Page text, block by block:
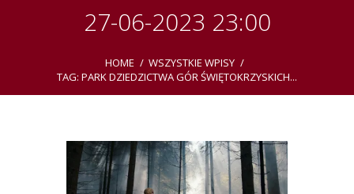
27-06-2023 23:00
HOME
WSZYSTKIE WPISY
TAG: PARK DZIEDZICTWA GÓR ŚWIĘTOKRZYSKICH...